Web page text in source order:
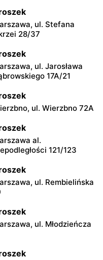
ul. Stefana
28/37
ul. Jarosława
17A/21
ul. Wierzbno 72A
al.
121/123
ul. Rembielińska
ul. Młodzieńcza